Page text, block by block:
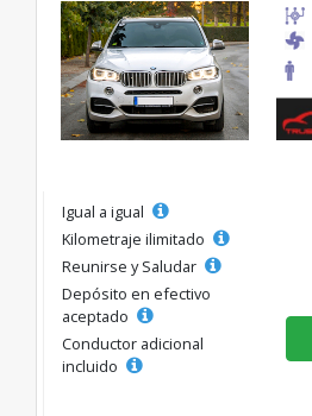
Igual a igual
Kilometraje ilimitado
Reunirse y Saludar
Depósito en efectivo
aceptado
Conductor adicional
incluido